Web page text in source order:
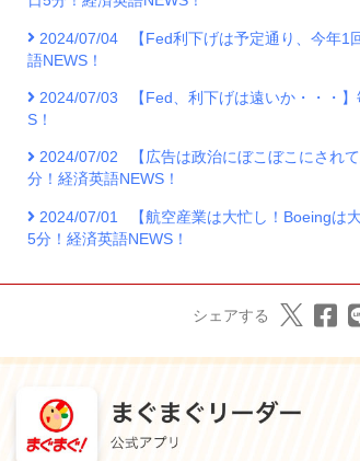
2024/07/04
【Fed利下げは予定通り、今年
語NEWS！
2024/07/03
【Fed、利下げは遠いか・・・
S！
2024/07/02
【広告は政治にぼこぼこにされ
分！経済英語NEWS！
2024/07/01
【航空産業は大忙し！Boeingは
5分！経済英語NEWS！
シェアする